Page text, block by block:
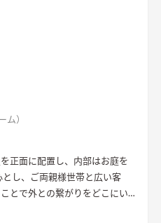
ム）
正面に配置し、内部はお庭を
とで外との繋がりをどこにい